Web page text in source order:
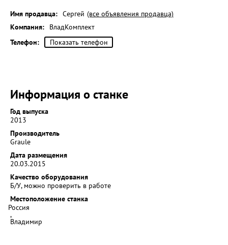
Имя продавца: Сергей (все объявления продавца)
Компания:
ВладКомплект
Телефон:
Показать телефон
Информация о станке
Год выпуска
2013
Производитель
Graule
Дата размещения
20.03.2015
Качество оборудования
Б/У, можно проверить в работе
Местоположение станка
Россия
,
Владимир